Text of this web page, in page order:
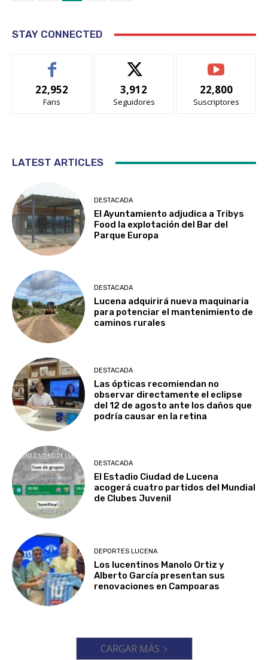
STAY CONNECTED
22,952
Fans
3,912
Seguidores
22,800
Suscriptores
LATEST ARTICLES
DESTACADA
El Ayuntamiento adjudica a Tribys
Food la explotación del Bar del
Parque Europa
DESTACADA
Lucena adquirirá nueva maquinaria
para potenciar el mantenimiento de
caminos rurales
DESTACADA
Las ópticas recomiendan no
observar directamente el eclipse
del 12 de agosto ante los daños que
podría causar en la retina
DESTACADA
El Estadio Ciudad de Lucena
acogerá cuatro partidos del Mundial
de Clubes Juvenil
DEPORTES LUCENA
Los lucentinos Manolo Ortiz y
Alberto García presentan sus
renovaciones en Campoaras
CARGAR MÁS